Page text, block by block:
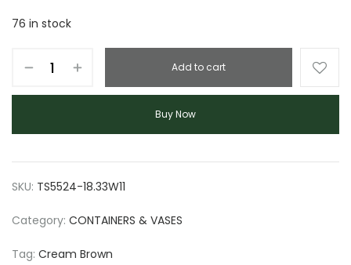
76 in stock
Add to cart
Buy Now
SKU: TS5524-18.33W11
Category: CONTAINERS & VASES
Tag: Cream Brown